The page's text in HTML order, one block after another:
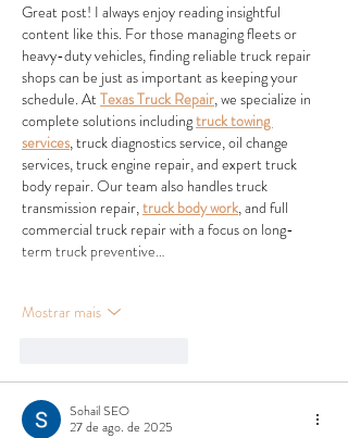
Great post! I always enjoy reading insightful
content like this. For those managing fleets or
heavy-duty vehicles, finding reliable truck repair
shops can be just as important as keeping your
schedule. At Texas Truck Repair, we specialize in
complete solutions including truck towing
services, truck diagnostics service, oil change
services, truck engine repair, and expert truck
body repair. Our team also handles truck
transmission repair, truck body work, and full
commercial truck repair with a focus on long-
term truck preventive…
Mostrar mais
Sohail SEO
27 de ago. de 2025